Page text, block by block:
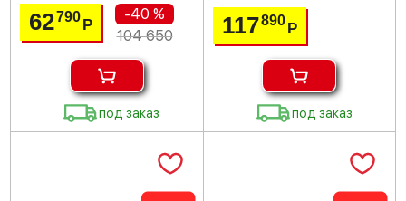
62790Р
-40 %
104 650
под заказ
117890 Р
под заказ